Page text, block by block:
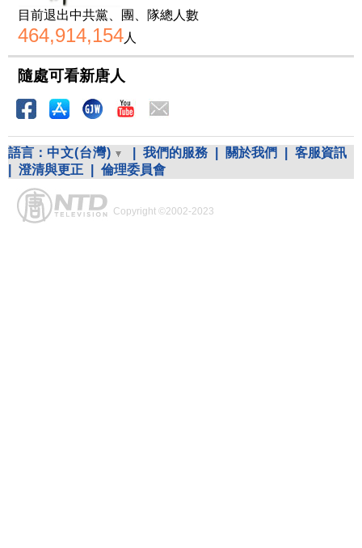
目前退出中共黨、團、隊總人數
464,914,154人
隨處可看新唐人
語言： 中文(台灣) 我們的服務 關於我們
客服資訊
澄清與更正 倫理委員會
Copyright ©2002-2023